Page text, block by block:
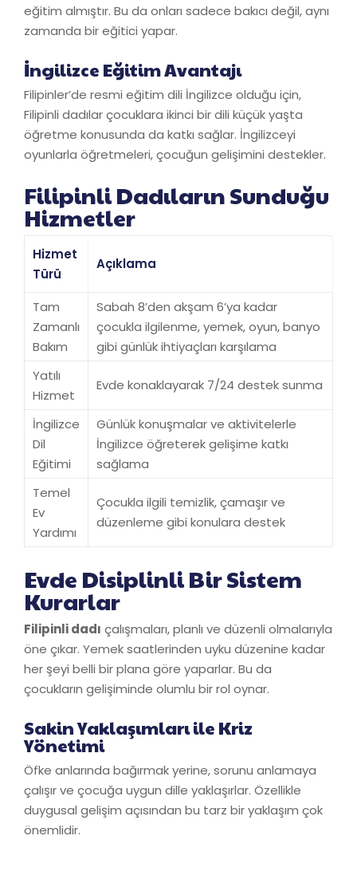
eğitim almıştır. Bu da onları sadece bakıcı değil, aynı
zamanda bir eğitici yapar.
İngilizce Eğitim Avantajı
Filipinler’de resmi eğitim dili İngilizce olduğu için,
Filipinli dadılar çocuklara ikinci bir dili küçük yaşta
öğretme konusunda da katkı sağlar. İngilizceyi
oyunlarla öğretmeleri, çocuğun gelişimini destekler.
Filipinli Dadıların Sunduğu
Hizmetler
Hizmet
Türü
Açıklama
Tam
Zamanlı
Bakım
Sabah 8’den akşam 6’ya kadar
çocukla ilgilenme, yemek, oyun, banyo
gibi günlük ihtiyaçları karşılama
Yatılı
Hizmet
Evde konaklayarak 7/24 destek sunma
İngilizce
Dil
Eğitimi
Günlük konuşmalar ve aktivitelerle
İngilizce öğreterek gelişime katkı
sağlama
Temel
Ev
Yardımı
Çocukla ilgili temizlik, çamaşır ve
düzenleme gibi konulara destek
Evde Disiplinli Bir Sistem
Kurarlar
Filipinli dadı çalışmaları, planlı ve düzenli olmalarıyla
öne çıkar. Yemek saatlerinden uyku düzenine kadar
her şeyi belli bir plana göre yaparlar. Bu da
çocukların gelişiminde olumlu bir rol oynar.
Sakin Yaklaşımları ile Kriz
Yönetimi
Öfke anlarında bağırmak yerine, sorunu anlamaya
çalışır ve çocuğa uygun dille yaklaşırlar. Özellikle
duygusal gelişim açısından bu tarz bir yaklaşım çok
önemlidir.